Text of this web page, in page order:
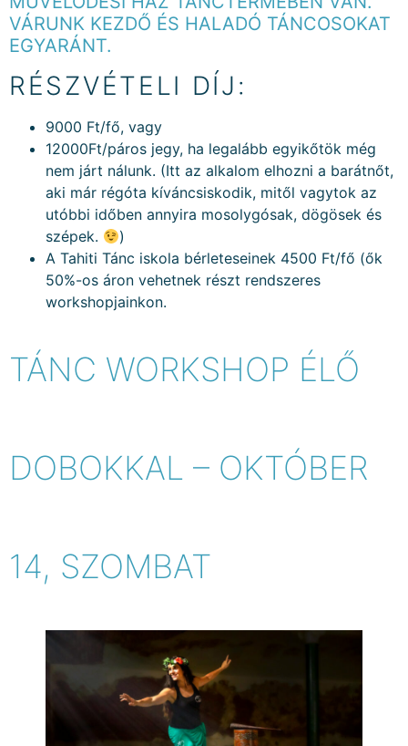
VÁRUNK KEZDŐ ÉS HALADÓ TÁNCOSOKAT
EGYARÁNT.
RÉSZVÉTELI DÍJ:
9000 Ft/fő, vagy
12000Ft/páros jegy, ha legalább egyikőtök még
nem járt nálunk. (Itt az alkalom elhozni a barátnőt,
aki már régóta kíváncsiskodik, mitől vagytok az
utóbbi időben annyira mosolygósak, dögösek és
szépek.
)
A Tahiti Tánc iskola bérleteseinek 4500 Ft/fő (ők
50%-os áron vehetnek részt rendszeres
workshopjainkon.
TÁNC WORKSHOP ÉLŐ
DOBOKKAL – OKTÓBER
14, SZOMBAT